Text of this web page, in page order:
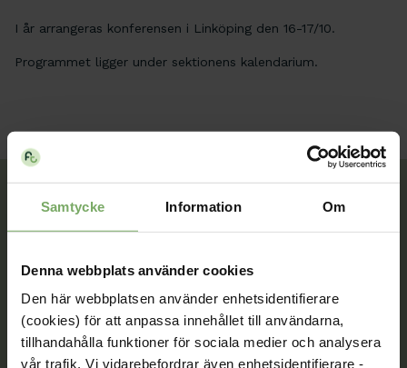
Samtycke Information Om
Denna webbplats använder cookies
Den här webbplatsen använder enhetsidentifierare
(cookies) för att anpassa innehållet till användarna,
tillhandahålla funktioner för sociala medier och analysera
vår trafik. Vi vidarebefordrar även enhetsidentifierare -
I år arrangeras konferensen i Linköping den 16-17/10.
Programmet ligger under sektionens kalendarium.
Bli medlem